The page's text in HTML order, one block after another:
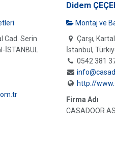
Cad. Serin
İSTANBUL
Didem
Montaj ve
Çarşı,
İstanbul,
0542 381
http://
Firma Adı
CASADOOR